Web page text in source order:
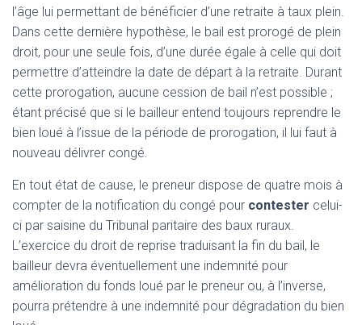
l’âge lui permettant de bénéficier d’une retraite à taux plein.
Dans cette dernière hypothèse, le bail est prorogé de plein
droit, pour une seule fois, d’une durée égale à celle qui doit
permettre d’atteindre la date de départ à la retraite. Durant
cette prorogation, aucune cession de bail n’est possible ;
étant précisé que si le bailleur entend toujours reprendre le
bien loué à l’issue de la période de prorogation, il lui faut à
nouveau délivrer congé.
En tout état de cause, le preneur dispose de quatre mois à
compter de la notification du congé pour contester celui-
ci par saisine du Tribunal paritaire des baux ruraux.
L’exercice du droit de reprise traduisant la fin du bail, le
bailleur devra éventuellement une indemnité pour
amélioration du fonds loué par le preneur ou, à l’inverse,
pourra prétendre à une indemnité pour dégradation du bien